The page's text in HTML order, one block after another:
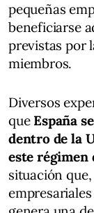
pequeñas
beneficiarse
previstas por
miembros.
Diversos
que España
dentro de la
este régimen
situación